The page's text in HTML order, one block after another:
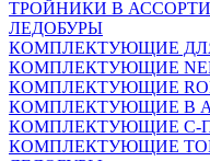
ТРОЙНИКИ В
ЛЕДОБУРЫ
КОМПЛЕКТУЮЩИЕ
КОМПЛЕКТУЮЩИЕ
КОМПЛЕКТУЮЩИЕ
КОМПЛЕКТУЮЩИЕ В
КОМПЛЕКТУЮЩИЕ С-
КОМПЛЕКТУЮЩИЕ